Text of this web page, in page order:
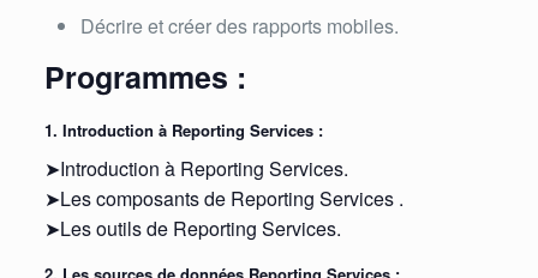
Décrire et créer des rapports mobiles.
Programmes :
1. Introduction à Reporting Services :
➤Introduction à Reporting Services.
➤Les composants de Reporting Services .
➤Les outils de Reporting Services.